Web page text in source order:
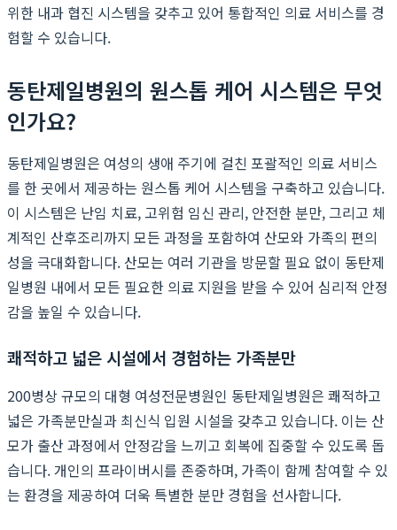
위한 내과 협진 시스템을 갖추고 있어 통합적인 의료 서비스를 경
험할 수 있습니다.
동탄제일병원의 원스톱 케어 시스템은 무엇
인가요?
동탄제일병원은 여성의 생애 주기에 걸친 포괄적인 의료 서비스
를 한 곳에서 제공하는 원스톱 케어 시스템을 구축하고 있습니다.
이 시스템은 난임 치료, 고위험 임신 관리, 안전한 분만, 그리고 체
계적인 산후조리까지 모든 과정을 포함하여 산모와 가족의 편의
성을 극대화합니다. 산모는 여러 기관을 방문할 필요 없이 동탄제
일병원 내에서 모든 필요한 의료 지원을 받을 수 있어 심리적 안정
감을 높일 수 있습니다.
쾌적하고 넓은 시설에서 경험하는 가족분만
200병상 규모의 대형 여성전문병원인 동탄제일병원은 쾌적하고
넓은 가족분만실과 최신식 입원 시설을 갖추고 있습니다. 이는 산
모가 출산 과정에서 안정감을 느끼고 회복에 집중할 수 있도록 돕
습니다. 개인의 프라이버시를 존중하며, 가족이 함께 참여할 수 있
는 환경을 제공하여 더욱 특별한 분만 경험을 선사합니다.